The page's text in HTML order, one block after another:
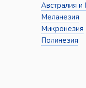
Австралия
Меланезия
Микронезия
Полинезия